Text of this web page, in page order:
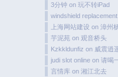
3分钟 on玩不转iPad
windshield
上海网站建设 on漳州
芋泥苑 on 观音桥头
Kzkkldunfiz on 威震逍
judi slot online on请喝
言情库 on湘江北去